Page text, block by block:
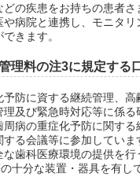
の疾患をお持ちの患者さ
や病院と連携し、モニタ
きます。
理料の注3に規定する
予防に資する継続管理、
及び緊急時対応等に係る
周病の重症化予防に関す
する会議等に参加してい
な歯科医療環境の提供を
十分な装置・器具を有し